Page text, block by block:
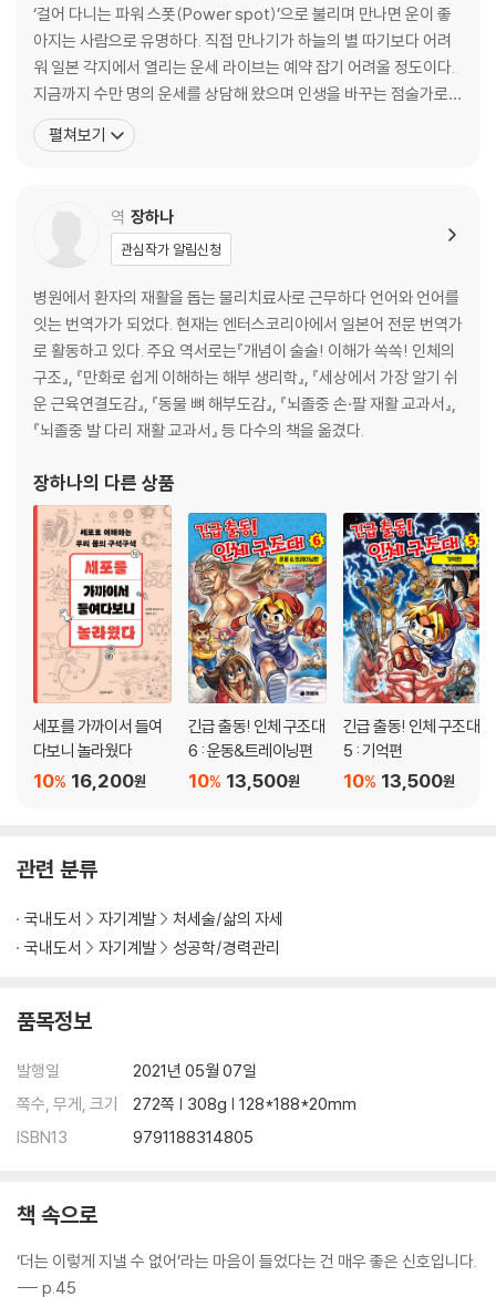
‘걸어 다니는 파워 스폿(Power spot)’으로 불리며 만나면 운이 좋
아지는 사람으로 유명하다. 직접 만나기가 하늘의 별 따기보다 어려
워 일본 각지에서 열리는 운세 라이브는 예약 잡기 어려울 정도이다.
지금까지 수만 명의 운세를 상담해 왔으며 인생을 바꾸는 점술가로
인기를 끌고 있다. 텔레비전과 라디오 매체에 다수 출연하였고 가장
의지하고 싶은 점쟁이로 꼽힌다. 『히루난데스!』, 『히나타자카에서 만
펼쳐보기
역 장하나
관심작가 알림신청
병원에서 환자의 재활을 돕는 물리치료사로 근무하다 언어와 언어를
잇는 번역가가 되었다. 현재는 엔터스코리아에서 일본어 전문 번역가
로 활동하고 있다. 주요 역서로는『개념이 술술! 이해가 쏙쏙! 인체의
구조』, 『만화로 쉽게 이해하는 해부 생리학』, 『세상에서 가장 알기 쉬
운 근육연결도감』, 『동물 뼈 해부도감』, 『뇌졸중 손·팔 재활 교과서』,
『뇌졸중 발 다리 재활 교과서』 등 다수의 책을 옮겼다.
장하나의 다른 상품
세포를 가까이서 들여
다보니 놀라웠다
16,200원
10%
긴급 출동! 인체 구조대
6 : 운동&트레이닝편
13,500원
10%
긴급 출동! 인체 구조대
5 : 기억편
13,500원
10%
관련 분류
국내도서 자기계발
처세술/삶의 자세
국내도서
자기계발 성공학/경력관리
품목정보
발행일
2021년 05월 07일
쪽수, 무게, 크기
272쪽 | 308g | 128*188*20mm
ISBN13
9791188314805
책 속으로
‘더는 이렇게 지낼 수 없어’라는 마음이 들었다는 건 매우 좋은 신호입니다.
--- p.45